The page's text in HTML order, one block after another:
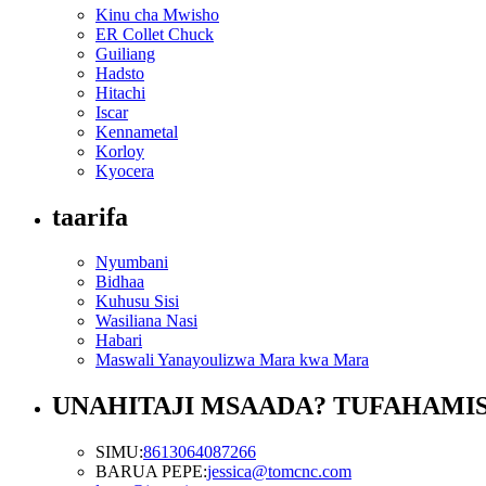
Kinu cha Mwisho
ER Collet Chuck
Guiliang
Hadsto
Hitachi
Iscar
Kennametal
Korloy
Kyocera
taarifa
Nyumbani
Bidhaa
Kuhusu Sisi
Wasiliana Nasi
Habari
Maswali Yanayoulizwa Mara kwa Mara
UNAHITAJI MSAADA?
SIMU:8613064087266
BARUA PEPE:jessica@tomcnc.com